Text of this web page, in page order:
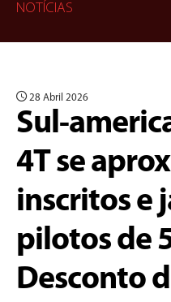
NOTÍCIAS
28 Abril 2026
Sul-
4T se
inscritos e
pilotos de
Desconto